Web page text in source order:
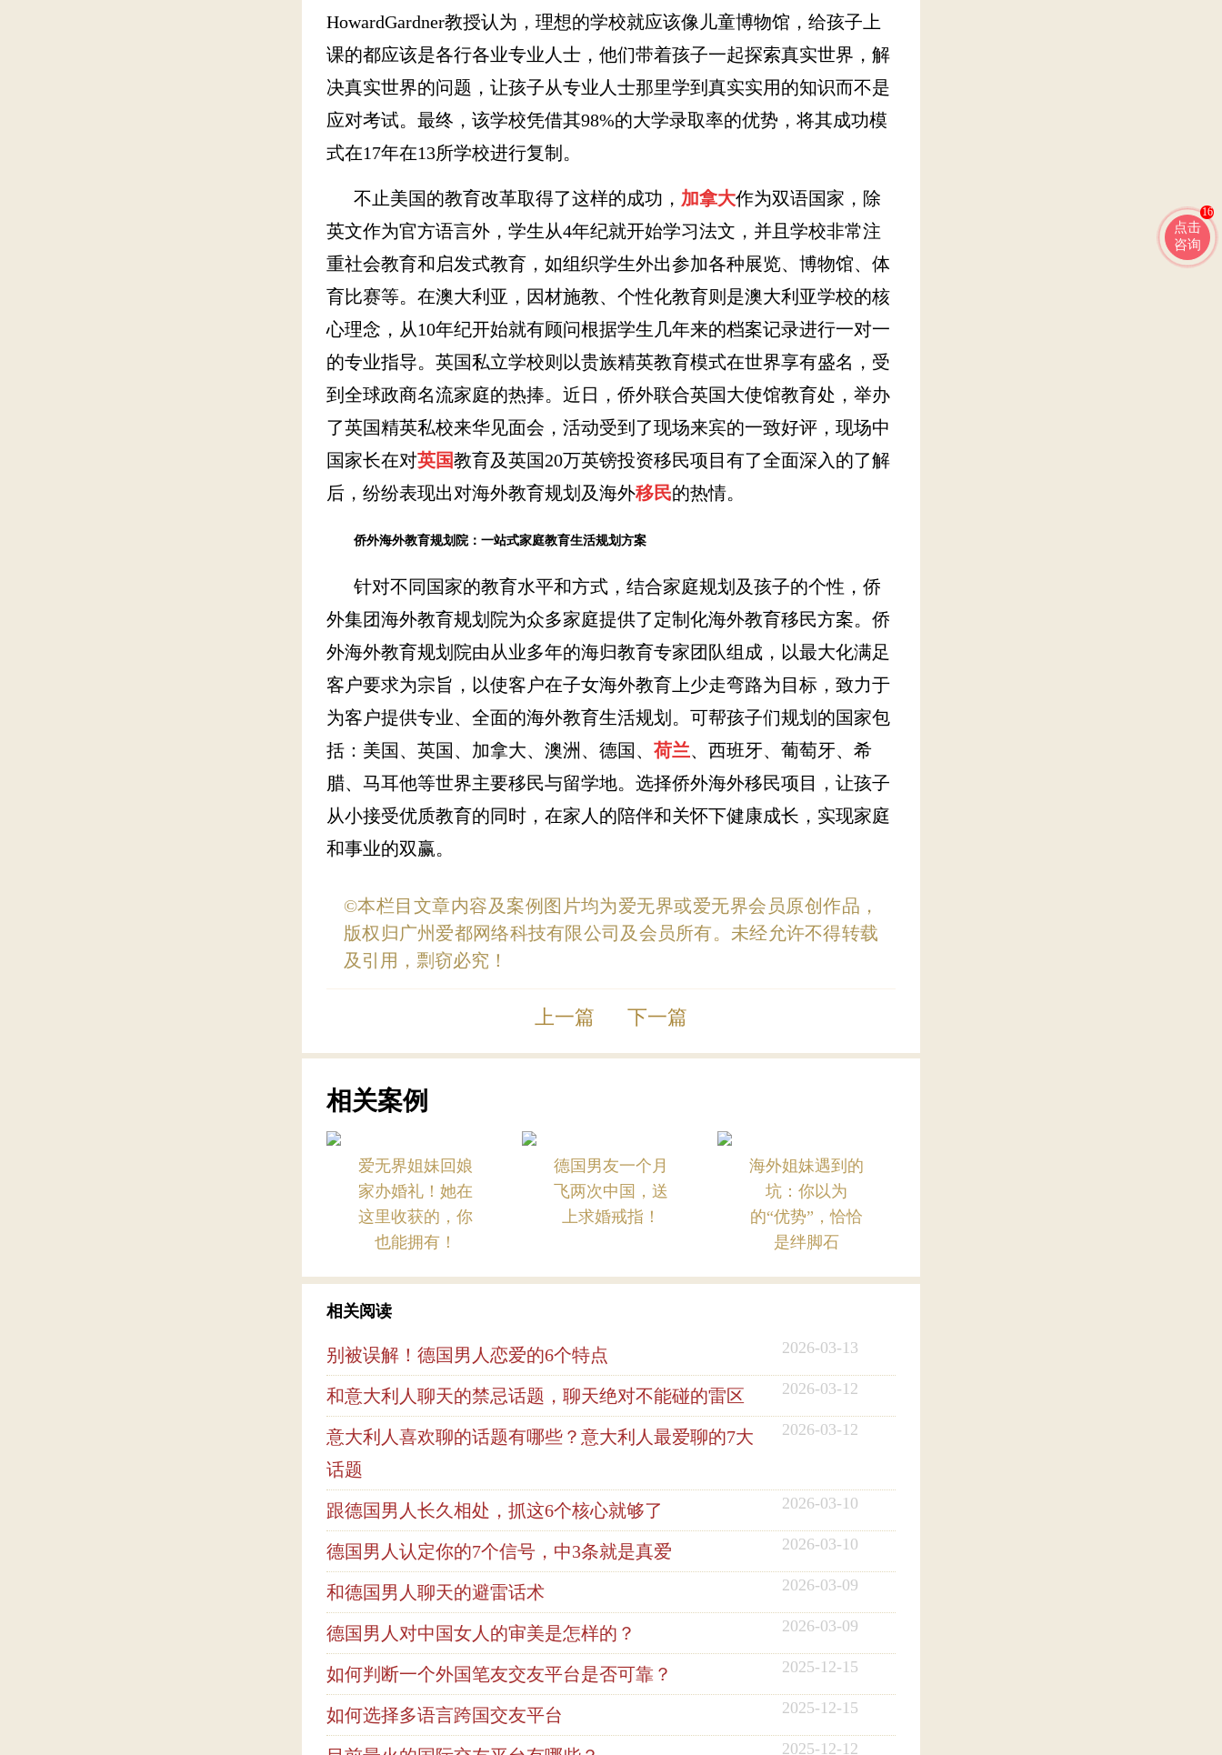
HowardGardner教授认为，理想的学校就应该像儿童博物馆，给孩子上
课的都应该是各行各业专业人士，他们带着孩子一起探索真实世界，解
决真实世界的问题，让孩子从专业人士那里学到真实实用的知识而不是
应对考试。最终，该学校凭借其98%的大学录取率的优势，将其成功模
式在17年在13所学校进行复制。
不止美国的教育改革取得了这样的成功， 加拿大作为双语国家，除
英文作为官方语言外，学生从4年纪就开始学习法文，并且学校非常注
重社会教育和启发式教育，如组织学生外出参加各种展览、博物馆、体
育比赛等。在澳大利亚，因材施教、个性化教育则是澳大利亚学校的核
心理念，从10年纪开始就有顾问根据学生几年来的档案记录进行一对一
的专业指导。英国私立学校则以贵族精英教育模式在世界享有盛名，受
到全球政商名流家庭的热捧。近日，侨外联合英国大使馆教育处，举办
了英国精英私校来华见面会，活动受到了现场来宾的一致好评，现场中
国家长在对英国教育及英国20万英镑投资移民项目有了全面深入的了解
后，纷纷表现出对海外教育规划及海外移民的热情。
侨外海外教育规划院：一站式家庭教育生活规划方案
针对不同国家的教育水平和方式，结合家庭规划及孩子的个性，侨
外集团海外教育规划院为众多家庭提供了定制化海外教育移民方案。侨
外海外教育规划院由从业多年的海归教育专家团队组成，以最大化满足
客户要求为宗旨，以使客户在子女海外教育上少走弯路为目标，致力于
为客户提供专业、全面的海外教育生活规划。可帮孩子们规划的国家包
括：美国、英国、加拿大、澳洲、德国、荷兰、西班牙、葡萄牙、希
腊、马耳他等世界主要移民与留学地。选择侨外海外移民项目，让孩子
从小接受优质教育的同时，在家人的陪伴和关怀下健康成长，实现家庭
和事业的双赢。
©本栏目文章内容及案例图片均为爱无界或爱无界会员原创作品，
版权归广州爱都网络科技有限公司及会员所有。未经允许不得转载
及引用，剽窃必究！
上一篇 下一篇
相关案例
爱无界姐妹回娘
家办婚礼！她在
这里收获的，你
也能拥有！
德国男友一个月
飞两次中国，送
上求婚戒指！
海外姐妹遇到的
坑：你以为
的“优势”，恰恰
是绊脚石
相关阅读
别被误解！德国男人恋爱的6个特点 2026-03-13
和意大利人聊天的禁忌话题，聊天绝对不能碰的雷区 2026-03-12
意大利人喜欢聊的话题有哪些？意大利人最爱聊的7大
话题
2026-03-12
跟德国男人长久相处，抓这6个核心就够了 2026-03-10
德国男人认定你的7个信号，中3条就是真爱 2026-03-10
和德国男人聊天的避雷话术 2026-03-09
德国男人对中国女人的审美是怎样的？ 2026-03-09
如何判断一个外国笔友交友平台是否可靠？ 2025-12-15
如何选择多语言跨国交友平台 2025-12-15
2025-12-12
点击
咨询
16